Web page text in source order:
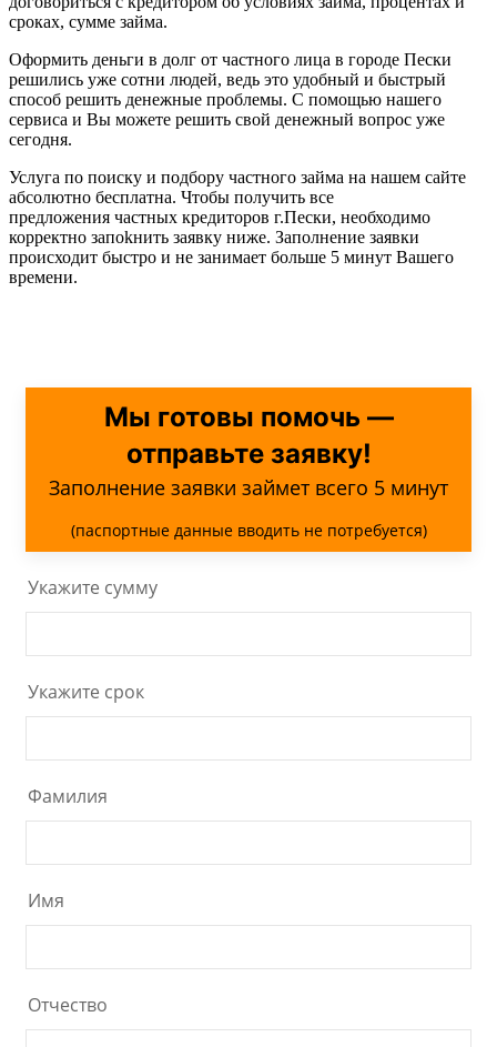
сроках, сумме займа.
Оформить деньги в долг от частного лица в городе Пески
решились уже сотни людей, ведь это удобный и быстрый
способ решить денежные проблемы. С помощью нашего
сервиса и Вы можете решить свой денежный вопрос уже
сегодня.
Услуга по поиску и подбору частного займа на нашем сайте
абсолютно бесплатна. Чтобы получить все
предложения частных кредиторов г.Пески, необходимо
корректно запоkнить заявку ниже. Заполнение заявки
происходит быстро и не занимает больше 5 минут Вашего
времени.